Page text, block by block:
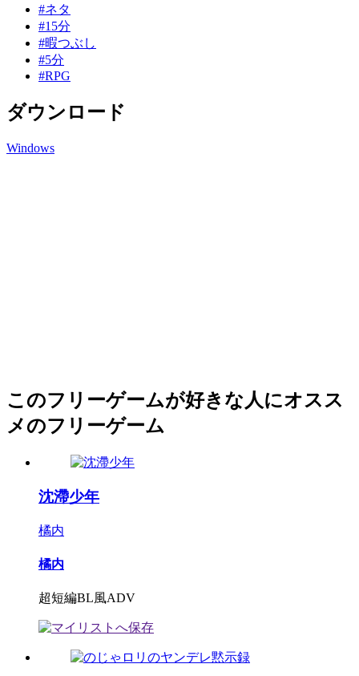
#ネタ
#15分
#暇つぶし
#5分
#RPG
ダウンロード
Windows
このフリーゲームが好きな人にオスス
メのフリーゲーム
沈滯少年
橘内
橘内
超短編BL風ADV